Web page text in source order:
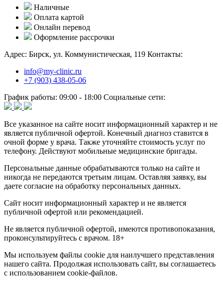
Наличные
Оплата картой
Онлайн перевод
Оформление рассрочки
Адрес: Бирск, ул. Коммунистическая, 119 Контакты:
info@my-clinic.ru
+7 (903) 438-05-06
График работы: 09:00 - 18:00 Социальные сети:
Все указанное на сайте носит информационный характер и не
является публичной офертой. Конечный диагноз ставится в
очной форме у врача. Также уточняйте стоимость услуг по
телефону. Действуют мобильные медицинские бригады.
Персональные данные обрабатываются только на сайте и
никогда не передаются третьим лицам. Оставляя заявку, вы
даете согласие на обработку персональных данных.
Сайт носит информационный характер и не является
публичной офертой или рекомендацией.
Не является публичной офертой, имеются противопоказания,
проконсультируйтесь с врачом. 18+
Мы используем файлы cookie для наилучшего представления
нашего сайта. Продолжая использовать сайт, вы соглашаетесь
с использованием cookie-файлов.